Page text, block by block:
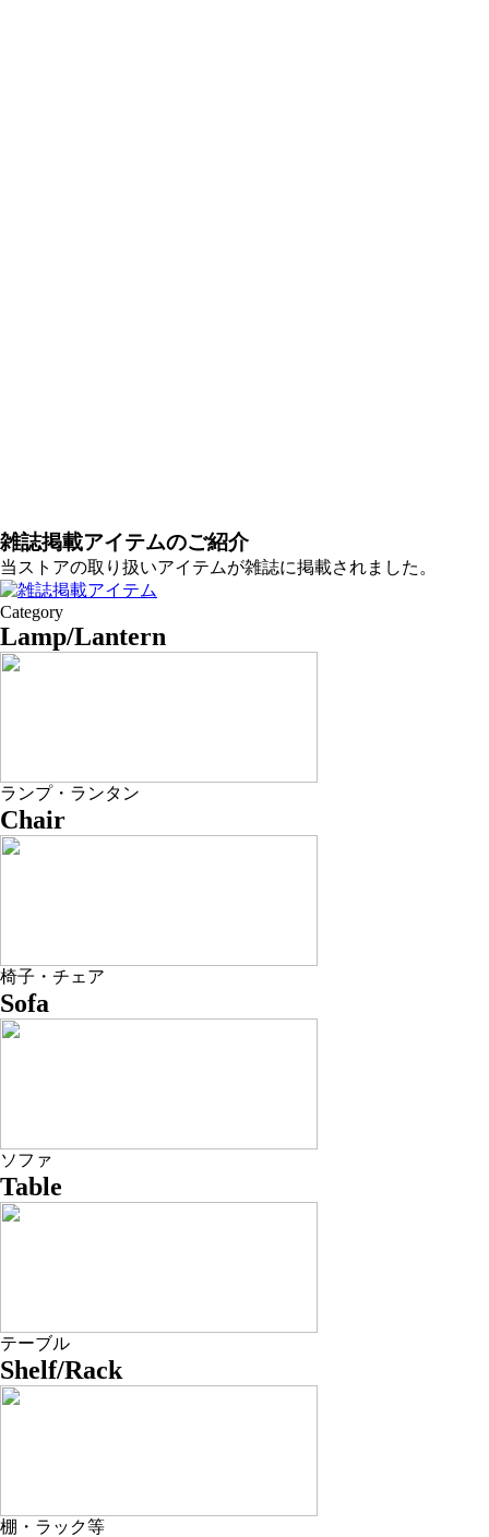
雑誌掲載アイテムのご紹介
当ストアの取り扱いアイテムが雑誌に掲載されました。
Category
Lamp/Lantern
ランプ・ランタン
Chair
椅子・チェア
Sofa
ソファ
Table
テーブル
Shelf/Rack
棚・ラック等